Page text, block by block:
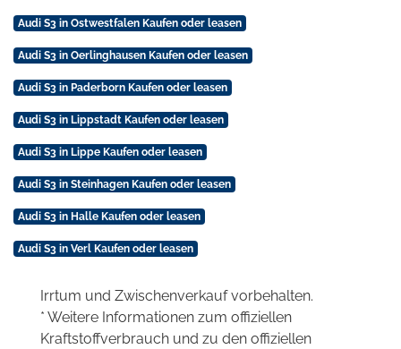
Audi S3 in Ostwestfalen Kaufen oder leasen
Audi S3 in Oerlinghausen Kaufen oder leasen
Audi S3 in Paderborn Kaufen oder leasen
Audi S3 in Lippstadt Kaufen oder leasen
Audi S3 in Lippe Kaufen oder leasen
Audi S3 in Steinhagen Kaufen oder leasen
Audi S3 in Halle Kaufen oder leasen
Audi S3 in Verl Kaufen oder leasen
Irrtum und Zwischenverkauf vorbehalten.
* Weitere Informationen zum offiziellen
Kraftstoffverbrauch und zu den offiziellen